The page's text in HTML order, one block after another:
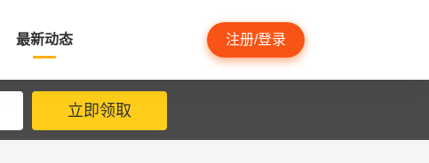
最新动态 注册/登录
立即领取